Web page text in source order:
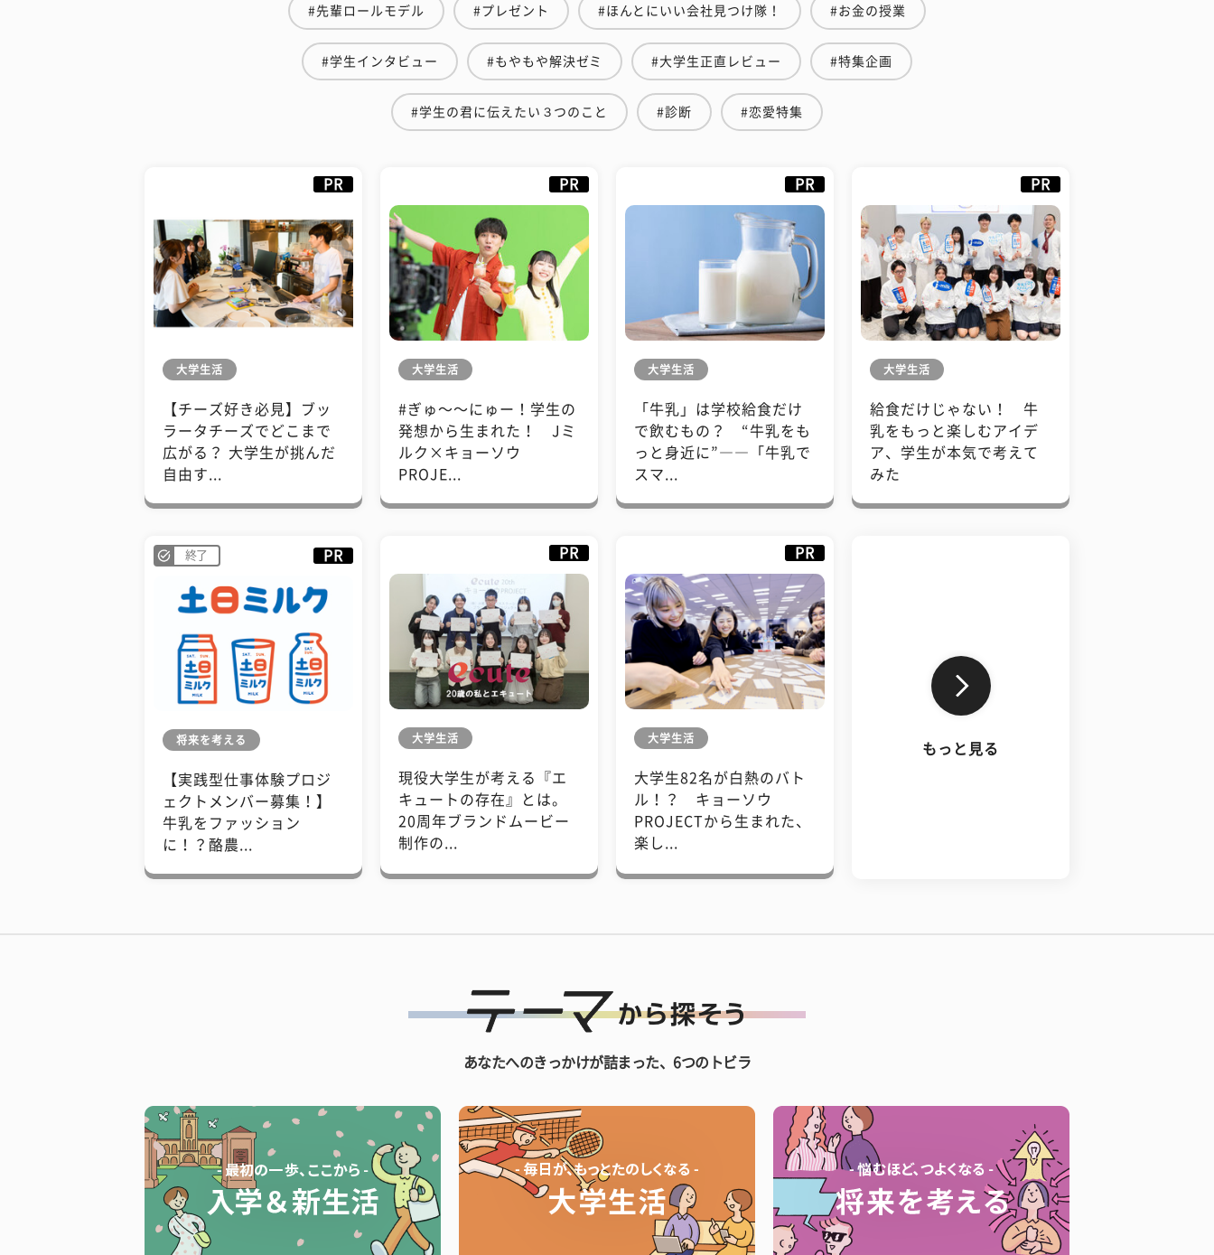
#先輩ロールモデル #プレゼント #ほんとにいい会社見つけ隊！ #お金の授業
#学生インタビュー #もやもや解決ゼミ #大学生正直レビュー #特集企画
#学生の君に伝えたい３つのこと #診断 #恋愛特集
PR
大学生活
【チーズ好き必見】ブッ
ラータチーズでどこまで
広がる？ 大学生が挑んだ
自由す...
PR
大学生活
#ぎゅ〜〜にゅー！学生の
発想から生まれた！ Jミ
ルク×キョーソウ
PROJE...
PR
大学生活
「牛乳」は学校給食だけ
で飲むもの？ “牛乳をも
っと身近に”――「牛乳で
スマ...
PR
大学生活
給食だけじゃない！ 牛
乳をもっと楽しむアイデ
ア、学生が本気で考えて
みた
終了 PR
将来を考える
【実践型仕事体験プロジ
ェクトメンバー募集！】
牛乳をファッション
に！？酪農...
PR
大学生活
現役大学生が考える『エ
キュートの存在』とは。
20周年ブランドムービー
制作の...
PR
大学生活
大学生82名が白熱のバト
ル！？ キョーソウ
PROJECTから生まれた、
楽し...
もっと見る
あなたへのきっかけが詰まった、6つのトビラ